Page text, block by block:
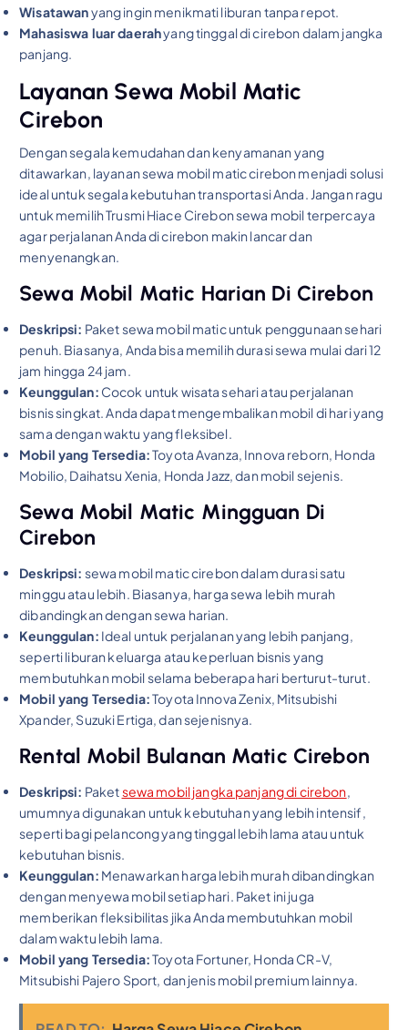
Wisatawanyang ingin menikmati liburan tanpa repot.
Mahasiswa luar daerahyang tinggal di cirebon dalam jangka
panjang.
Layanan Sewa Mobil Matic
Cirebon
Dengan segala kemudahan dan kenyamanan yang
ditawarkan, layanan sewa mobil matic cirebon menjadi solusi
ideal untuk segala kebutuhan transportasi Anda. Jangan ragu
untuk memilih Trusmi Hiace Cirebon sewa mobil terpercaya
agar perjalanan Anda di cirebon makin lancar dan
menyenangkan.
Sewa Mobil Matic Harian Di Cirebon
Deskripsi: Paket sewa mobil matic untuk penggunaan sehari
penuh. Biasanya, Anda bisa memilih durasi sewa mulai dari 12
jam hingga 24 jam.
Keunggulan: Cocok untuk wisata sehari atau perjalanan
bisnis singkat. Anda dapat mengembalikan mobil di hari yang
sama dengan waktu yang fleksibel.
Mobil yang Tersedia:Toyota Avanza, Innova reborn, Honda
Mobilio, Daihatsu Xenia, Honda Jazz, dan mobil sejenis.
Sewa Mobil Matic Mingguan Di
Cirebon
Deskripsi: sewa mobil matic cirebon dalam durasi satu
minggu atau lebih. Biasanya, harga sewa lebih murah
dibandingkan dengan sewa harian.
Keunggulan: Ideal untuk perjalanan yang lebih panjang,
seperti liburan keluarga atau keperluan bisnis yang
membutuhkan mobil selama beberapa hari berturut-turut.
Mobil yang Tersedia:Toyota Innova Zenix, Mitsubishi
Xpander, Suzuki Ertiga, dan sejenisnya.
Rental Mobil Bulanan Matic Cirebon
Deskripsi: Paketsewa mobil jangka panjang di cirebon,
umumnya digunakan untuk kebutuhan yang lebih intensif,
seperti bagi pelancong yang tinggal lebih lama atau untuk
kebutuhan bisnis.
Keunggulan: Menawarkan harga lebih murah dibandingkan
dengan menyewa mobil setiap hari. Paket ini juga
memberikan fleksibilitas jika Anda membutuhkan mobil
dalam waktu lebih lama.
Mobil yang Tersedia:Toyota Fortuner, Honda CR-V,
Mitsubishi Pajero Sport, dan jenis mobil premium lainnya.